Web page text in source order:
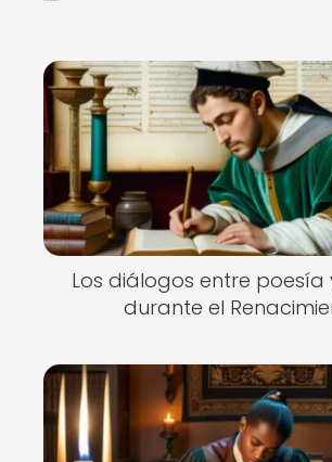
Los diálogos entre poesía
durante el